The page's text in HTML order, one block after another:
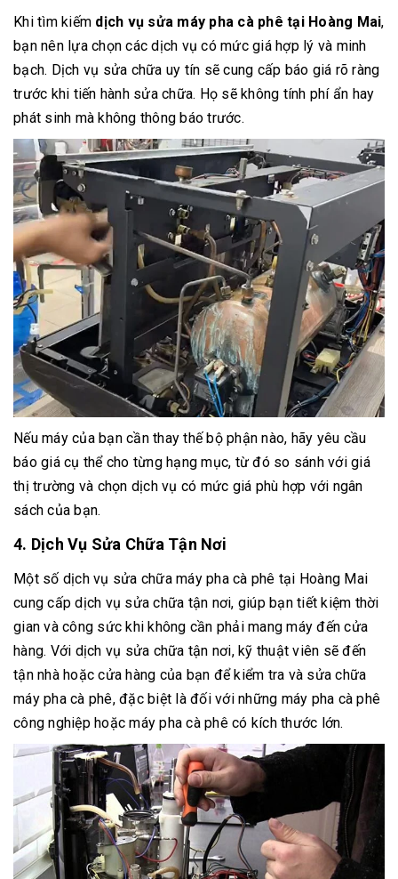
Khi tìm kiếm dịch vụ sửa máy pha cà phê tại Hoàng Mai,
bạn nên lựa chọn các dịch vụ có mức giá hợp lý và minh
bạch. Dịch vụ sửa chữa uy tín sẽ cung cấp báo giá rõ ràng
trước khi tiến hành sửa chữa. Họ sẽ không tính phí ẩn hay
phát sinh mà không thông báo trước.
Nếu máy của bạn cần thay thế bộ phận nào, hãy yêu cầu
báo giá cụ thể cho từng hạng mục, từ đó so sánh với giá
thị trường và chọn dịch vụ có mức giá phù hợp với ngân
sách của bạn.
4. Dịch Vụ Sửa Chữa Tận Nơi
Một số dịch vụ sửa chữa máy pha cà phê tại Hoàng Mai
cung cấp dịch vụ sửa chữa tận nơi, giúp bạn tiết kiệm thời
gian và công sức khi không cần phải mang máy đến cửa
hàng. Với dịch vụ sửa chữa tận nơi, kỹ thuật viên sẽ đến
tận nhà hoặc cửa hàng của bạn để kiểm tra và sửa chữa
máy pha cà phê, đặc biệt là đối với những máy pha cà phê
công nghiệp hoặc máy pha cà phê có kích thước lớn.